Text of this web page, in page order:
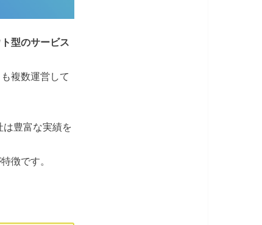
型のサービス
複数運営して
豊富な実績を
徴です。